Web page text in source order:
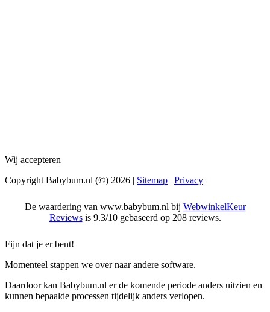
Wij accepteren
Copyright Babybum.nl (©) 2026 | Sitemap | Privacy
De waardering van www.babybum.nl bij WebwinkelKeur
Reviewsis 9.3/10 gebaseerd op 208 reviews.
Fijn dat je er bent!
Momenteel stappen we over naar andere software.
Daardoor kan Babybum.nl er de komende periode anders uitzien en
kunnen bepaalde processen tijdelijk anders verlopen.